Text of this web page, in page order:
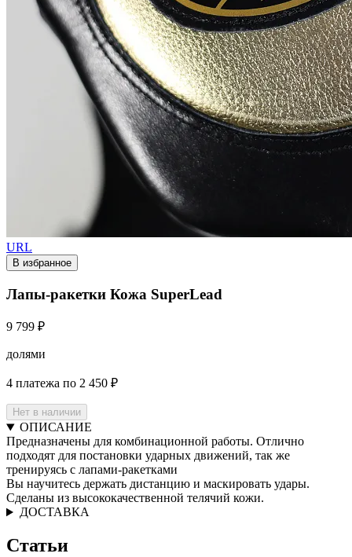
URL
В избранное
Лапы-ракетки Кожа SuperLead
9 799 ₽
долями
4 платежа по 2 450 ₽
Нет в наличии
ОПИСАНИЕ
Предназначены для комбинационной работы. Отлично
подходят для постановки ударных движений, так же
тренируясь с лапами-ракетками
Вы научитесь держать дистанцию и маскировать удары.
Сделаны из высококачественной телячий кожи.
ДОСТАВКА
Статьи